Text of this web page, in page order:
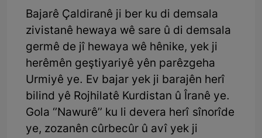
Bajarê Çaldiranê ji ber ku di demsala
zivistanê hewaya wê sare û di demsala
germê de jî hewaya wê hênike, yek ji
herêmên geştiyariyê yên parêzgeha
Urmiyê ye. Ev bajar yek ji barajên herî
bilind yê Rojhilatê Kurdistan û Îranê ye.
Gola ‘’Nawurê’’ ku li devera herî sînorîde
ye, zozanên cûrbecûr û avî yek ji